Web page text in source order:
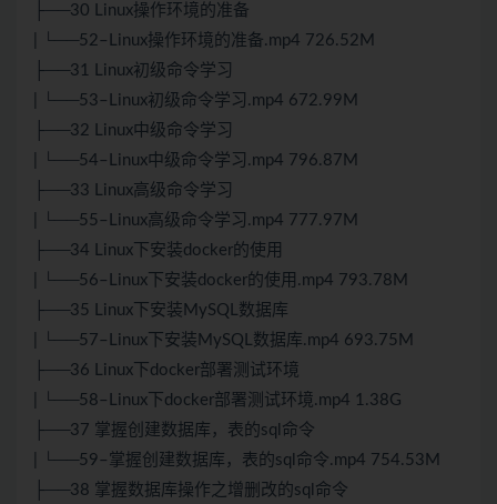
├──30 Linux操作环境的准备
| └──52–Linux操作环境的准备.mp4 726.52M
├──31 Linux初级命令学习
| └──53–Linux初级命令学习.mp4 672.99M
├──32 Linux中级命令学习
| └──54–Linux中级命令学习.mp4 796.87M
├──33 Linux高级命令学习
| └──55–Linux高级命令学习.mp4 777.97M
├──34 Linux下安装docker的使用
| └──56–Linux下安装docker的使用.mp4 793.78M
├──35 Linux下安装MySQL数据库
| └──57–Linux下安装MySQL数据库.mp4 693.75M
├──36 Linux下docker部署测试环境
| └──58–Linux下docker部署测试环境.mp4 1.38G
├──37 掌握创建数据库，表的sql命令
| └──59–掌握创建数据库，表的sql命令.mp4 754.53M
├──38 掌握数据库操作之增删改的sql命令